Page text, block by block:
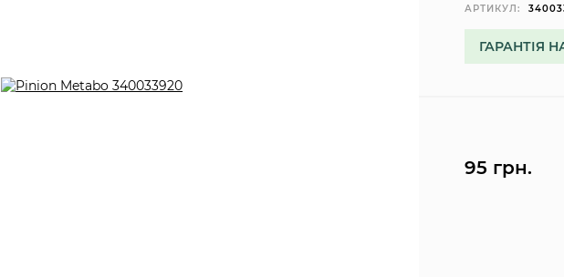
АРТИКУЛ:
ГАРАНТІЯ
95 грн.